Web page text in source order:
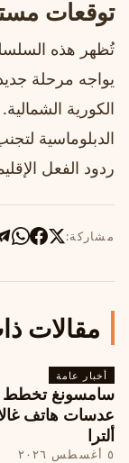
توقعات
تُظهر هذه
يواجه مرحلة
الكورية
الدبلوماسية
ردود الفعل
مشاركة:
مقالات
أخبار عامة
سامسونغ تخطط
ألترا
٥ أغسطس ٢٠٢٦